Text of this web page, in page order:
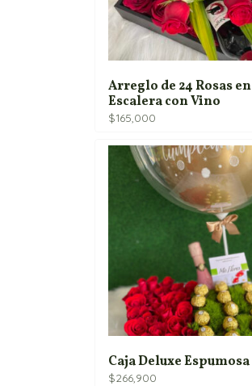
Arreglo de 24 Rosas en
Escalera con Vino
$165,000
Caja Deluxe Espumosa
$266,900